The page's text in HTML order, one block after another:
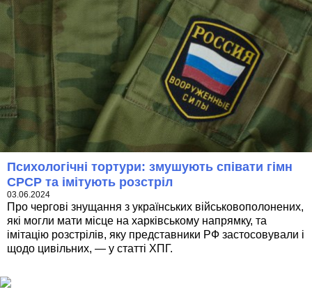
Психологічні тортури: змушують співати гімн
СРСР та імітують розстріл
03.06.2024
Про чергові знущання з українських військовополонених,
які могли мати місце на харківському напрямку, та
імітацію розстрілів, яку представники РФ застосовували і
щодо цивільних, — у статті ХПГ.